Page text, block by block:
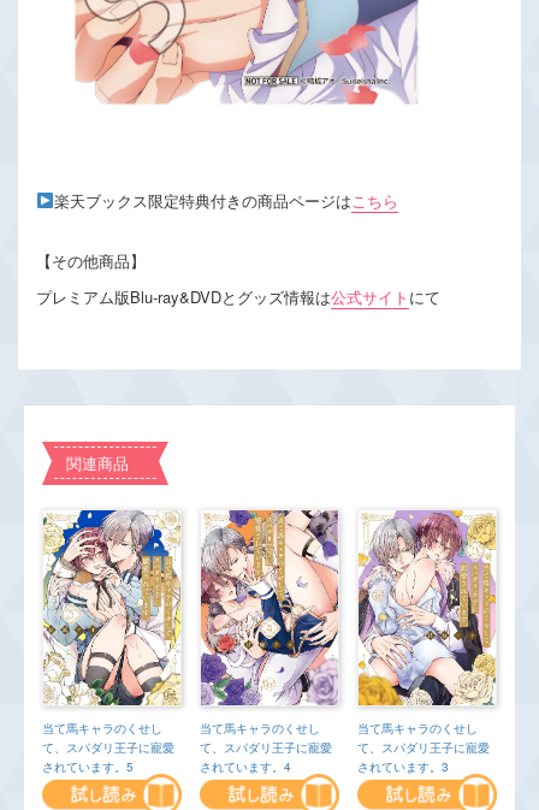
楽天ブックス限定特典付きの商品ページは こちら
【その他商品】
プレミアム版Blu-ray&DVDとグッズ情報は公式サイト にて
関連商品
当て馬キャラのくせし
て、スパダリ王子に寵愛
されています。5
当て馬キャラのくせし
て、スパダリ王子に寵愛
されています。4
当て馬キャラのくせし
て、スパダリ王子に寵愛
されています。3